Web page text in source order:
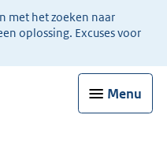
met het zoeken naar
oplossing. Excuses voor
Menu